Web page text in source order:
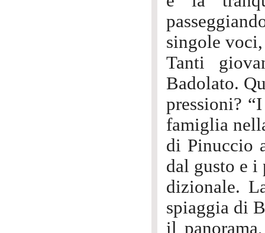
singole
Tanti
Badolato.
pressioni?
famiglia
di Pinuccio
dal gusto e
dizionale.
spiaggia di
il